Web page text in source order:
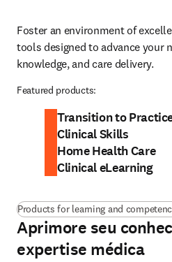
Foster an environment of
tools designed to advance your
knowledge, and care delivery.
Featured products:
Transition to
Clinical Skills
Home Health Care
Clinical eLearning
Products for learning and
Aprimore seu
expertise médica